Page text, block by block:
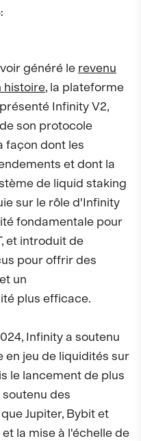
:
généré le revenu
histoire, la plateforme
Infinity V2,
son protocole
façon dont les
et dont la
de liquid staking
sur le rôle d'Infinity
fondamentale pour
et introduit de
pour offrir des
un
plus efficace.
Infinity a soutenu
en jeu de liquidités sur
le lancement de plus
des
Jupiter, Bybit et
la mise à l'échelle de